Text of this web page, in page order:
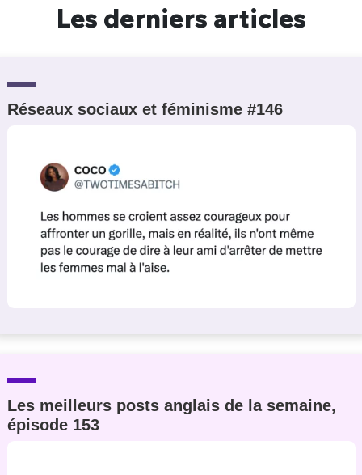
Les derniers articles
Réseaux sociaux et féminisme #146
Les meilleurs posts anglais de la semaine,
épisode 153